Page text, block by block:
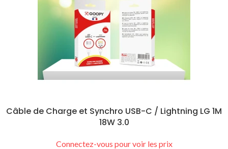
Câble de Charge et Synchro USB-C / Lightning LG 1M
18W 3.0
Connectez-vous pour voir les prix